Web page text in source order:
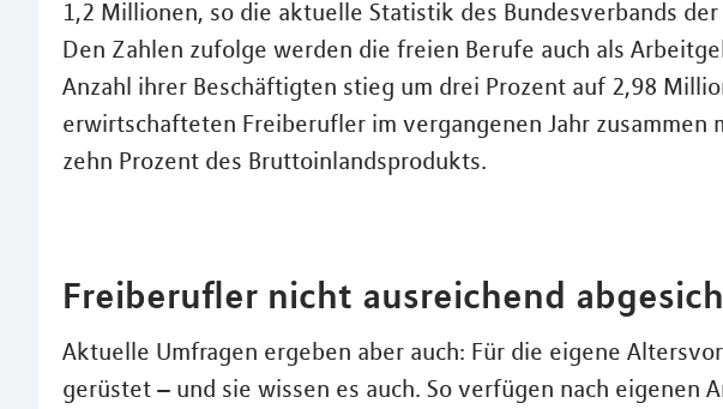
1,2 Millionen, so die aktuelle Statistik des Bundesverbands
Den Zahlen zufolge werden die freien Berufe auch als
Anzahl ihrer Beschäftigten stieg um drei Prozent auf 2,98
erwirtschafteten Freiberufler im vergangenen Jahr zusammen
zehn Prozent des Bruttoinlandsprodukts.
Freiberufler nicht ausreichend
Aktuelle Umfragen ergeben aber auch: Für die eigene
gerüstet – und sie wissen es auch. So verfügen nach eigenen